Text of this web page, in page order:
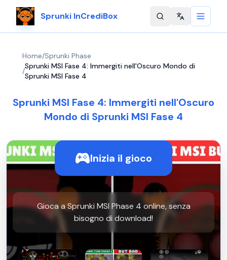
Sprunki InCrediBox Change
Home/Sprunki Phase
/
Sprunki MSI Fase 4: Immergiti nell'Oscuro Mondo di
Sprunki MSI Fase 4
Sprunki MSI Fase 4: Immergiti nell'Oscuro
Mondo di Sprunki MSI Fase 4
Inizia il gioco
Gioca a Sprunki MSI Phase 4 online, senza
bisogno di download!